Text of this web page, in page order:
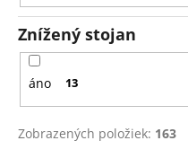
Znížený stojan
áno 13
Zobrazených položiek: 163